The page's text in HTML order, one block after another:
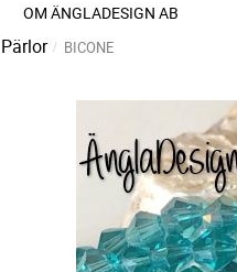
OM ÄNGLADESIGN AB
Pärlor BICONE